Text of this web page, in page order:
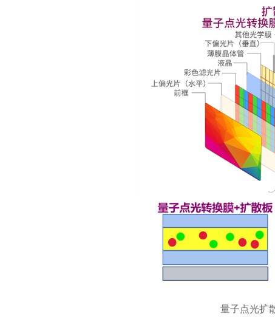
量子点光扩